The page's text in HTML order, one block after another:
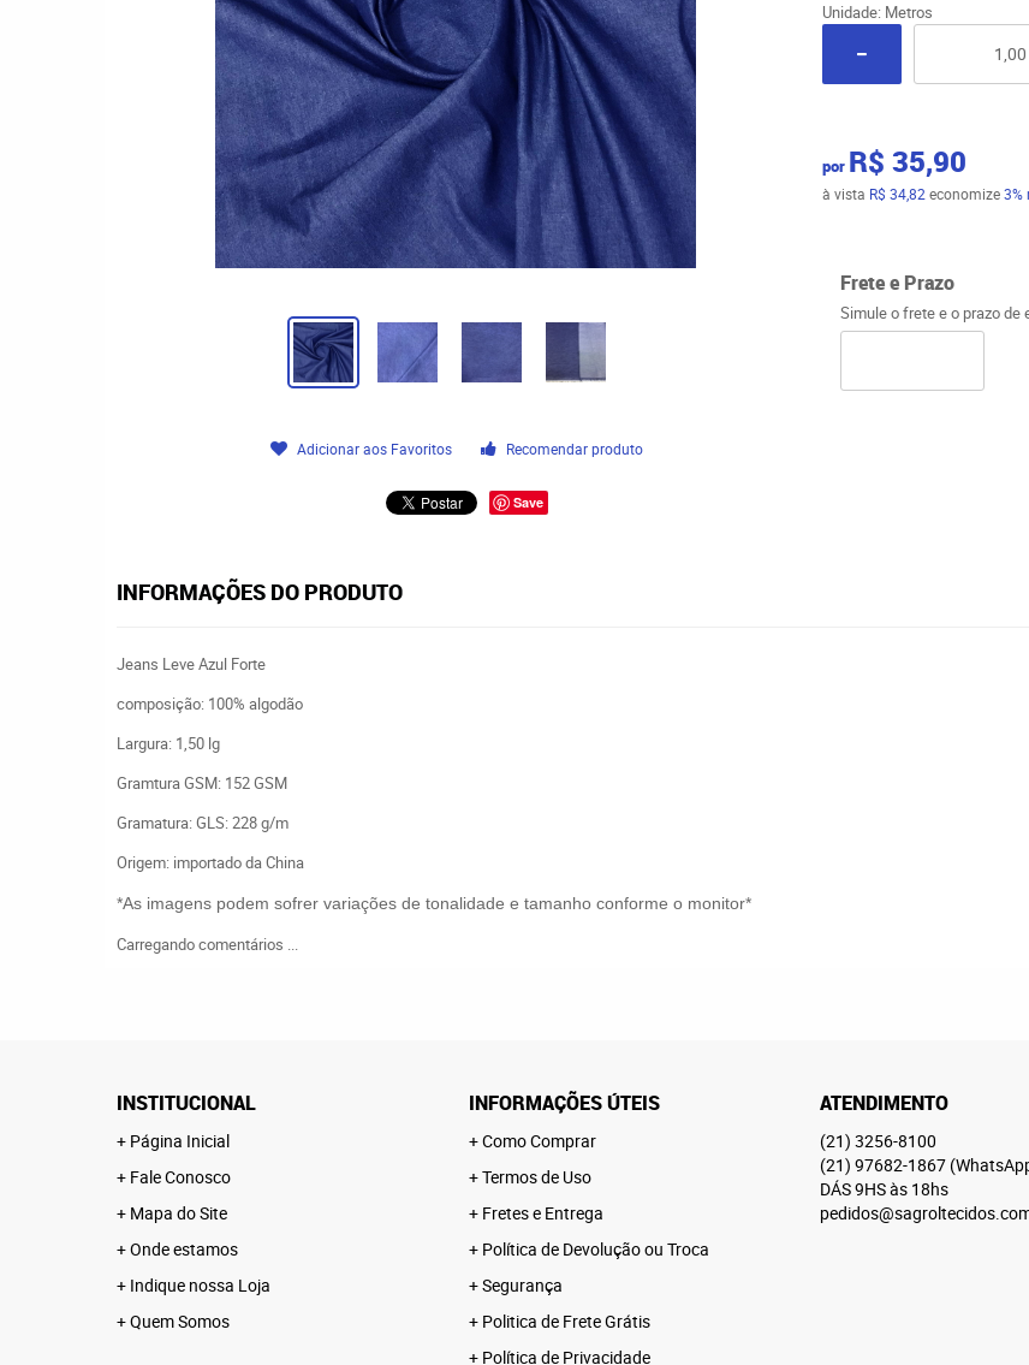
Adicionar aos Favoritos Recomendar produto
Save
Unidade: Metros
por R$ 35,90
à vista R$ 34,82 economize3%
Frete e Prazo
Simule o frete e o prazo
INFORMAÇÕES DO PRODUTO
Jeans Leve Azul Forte
composição: 100% algodão
Largura: 1,50 lg
Gramtura GSM: 152 GSM
Gramatura: GLS: 228 g/m
Origem: importado da China
*As imagens podem sofrer variações de tonalidade e tamanho conforme o monitor*
Carregando comentários ...
INSTITUCIONAL
Página Inicial
Fale Conosco
Mapa do Site
Onde estamos
Indique nossa Loja
Quem Somos
INFORMAÇÕES ÚTEIS
Como Comprar
Termos de Uso
Fretes e Entrega
Política de Devolução ou Troca
Segurança
Politica de Frete Grátis
Política de Privacidade
ATENDIMENTO
(21) 3256-8100
(21) 97682-1867
DÁS 9HS às 18hs